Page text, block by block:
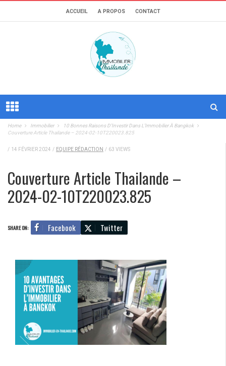
ACCUEIL A PROPOS CONTACT
Home Immobilier
10 Bonnes Raisons D’Investir Dans L’Immobilier À Bangkok
Couverture Article Thailande – 2024-02-10T220023.825
/ 14 FÉVRIER 2024 / EQUIPE RÉDACTION / 63 VIEWS
Couverture Article Thailande –
2024-02-10T220023.825
SHARE ON: Facebook Twitter